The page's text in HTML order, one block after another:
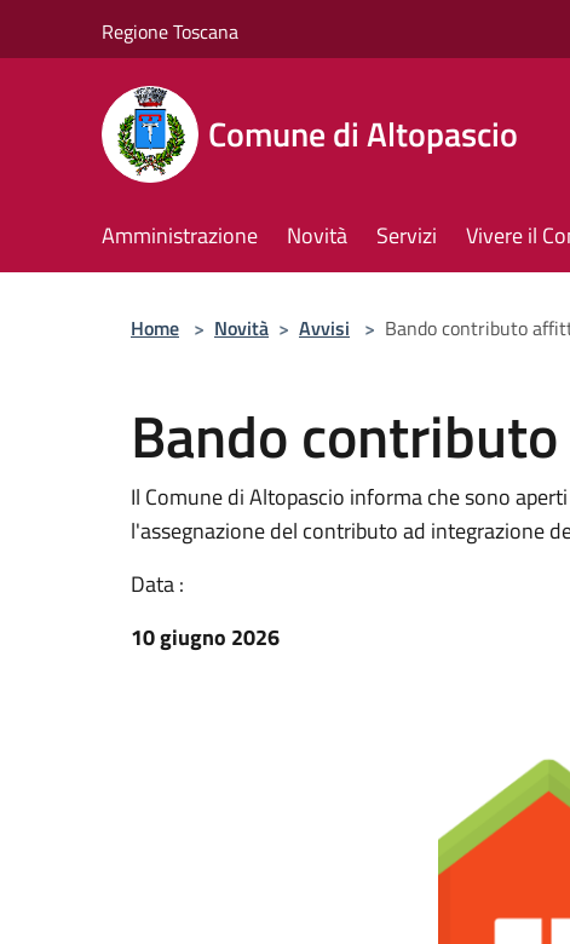
Regione Toscana
Comune di Altopascio
Amministrazione Novità Servizi Vivere il
Home > Novità > Avvisi > Bando contributo
Bando
Il Comune di Altopascio informa che sono
l'assegnazione del contributo ad integrazione
Data :
10 giugno 2026